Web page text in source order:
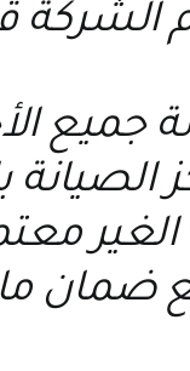
الشركة
جميع
ضمان ما